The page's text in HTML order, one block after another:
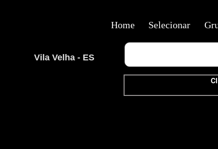
Vila Velha - ES
Home Selecionar